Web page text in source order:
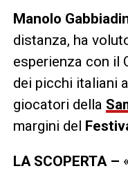
Manolo
distanza, ha
esperienza con il
dei picchi italiani
giocatori della
margini del
LA SCOPERTA –